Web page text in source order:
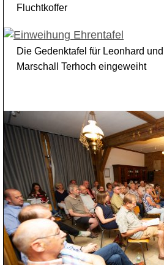
Fluchtkoffer
Die Gedenktafel für Leonhard
Marschall Terhoch eingeweiht